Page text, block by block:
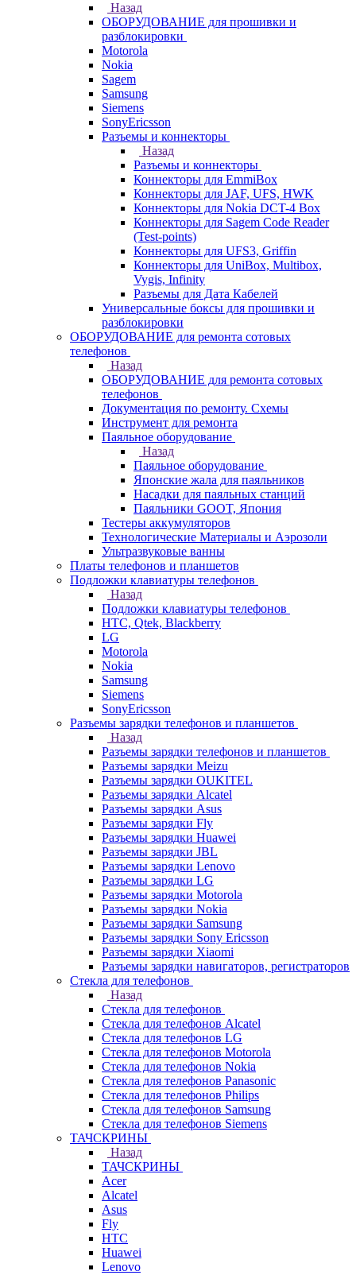
Назад
ОБОРУДОВАНИЕ для прошивки и
разблокировки
Motorola
Nokia
Sagem
Samsung
Siemens
SonyEricsson
Разъемы и коннекторы
Назад
Разъемы и коннекторы
Коннекторы для EmmiBox
Коннекторы для JAF, UFS, HWK
Коннекторы для Nokia DCT-4 Box
Коннекторы для Sagem Code Reader
(Test-points)
Коннекторы для UFS3, Griffin
Коннекторы для UniBox, Multibox,
Vygis, Infinity
Разъемы для Дата Кабелей
Универсальные боксы для прошивки и
разблокировки
ОБОРУДОВАНИЕ для ремонта сотовых
телефонов
Назад
ОБОРУДОВАНИЕ для ремонта сотовых
телефонов
Документация по ремонту. Схемы
Инструмент для ремонта
Паяльное оборудование
Назад
Паяльное оборудование
Японские жала для паяльников
Насадки для паяльных станций
Паяльники GOOT, Япония
Тестеры аккумуляторов
Технологические Материалы и Аэрозоли
Ультразвуковые ванны
Платы телефонов и планшетов
Подложки клавиатуры телефонов
Назад
Подложки клавиатуры телефонов
HTC, Qtek, Blackberry
LG
Motorola
Nokia
Samsung
Siemens
SonyEricsson
Разъемы зарядки телефонов и планшетов
Назад
Разъемы зарядки телефонов и планшетов
Разъемы зарядки Meizu
Разъемы зарядки OUKITEL
Разъемы зарядки Alcatel
Разъемы зарядки Asus
Разъемы зарядки Fly
Разъемы зарядки Huawei
Разъемы зарядки JBL
Разъемы зарядки Lenovo
Разъемы зарядки LG
Разъемы зарядки Motorola
Разъемы зарядки Nokia
Разъемы зарядки Samsung
Разъемы зарядки Sony Ericsson
Разъемы зарядки Xiaomi
Разъемы зарядки навигаторов, регистраторов
Стекла для телефонов
Назад
Стекла для телефонов
Стекла для телефонов Alcatel
Стекла для телефонов LG
Стекла для телефонов Motorola
Стекла для телефонов Nokia
Стекла для телефонов Panasonic
Стекла для телефонов Philips
Стекла для телефонов Samsung
Стекла для телефонов Siemens
ТАЧСКРИНЫ
Назад
ТАЧСКРИНЫ
Acer
Alcatel
Asus
Fly
HTC
Huawei
Lenovo